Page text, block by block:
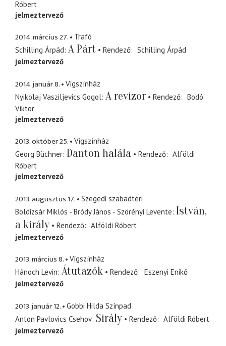
Róbert
jelmeztervező
2014. március 27.
Trafó
Schilling Árpád A Párt Rendező
Schilling Árpád
jelmeztervező
2014. január 8.
Vígszínház
Nyikolaj Vasziljevics Gogol A revizor Rendező
Bodó
Viktor
jelmeztervező
2013. október 25.
Vígszínház
Georg Büchner Danton halála Rendező
Alföldi
Róbert
jelmeztervező
2013. augusztus 17.
Szegedi szabadtéri
Boldizsár Miklós - Bródy János - Szörényi Levente István,
a király
Rendező
Alföldi Róbert
jelmeztervező
2013. március 8.
Vígszínház
Hánoch Levin Átutazók Rendező
Eszenyi Enikő
jelmeztervező
2013. január 12.
Gobbi Hilda Színpad
Anton Pavlovics Csehov Sirály Rendező
Alföldi Róbert
jelmeztervező